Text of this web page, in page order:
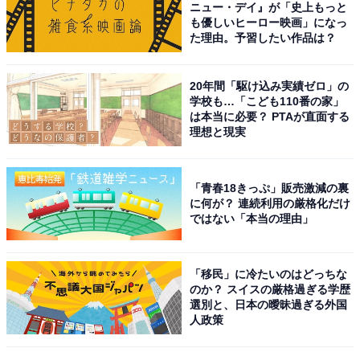
ニュー・デイ』が「史上もっと
も優しいヒーロー映画」になっ
た理由。予習したい作品は？
20年間「駆け込み実績ゼロ」の
学校も…「こども110番の家」
は本当に必要？ PTAが直面する
理想と現実
「青春18きっぷ」販売激減の裏
に何が？ 連続利用の厳格化だけ
ではない「本当の理由」
「移民」に冷たいのはどっちな
のか？ スイスの厳格過ぎる学歴
選別と、日本の曖昧過ぎる外国
人政策